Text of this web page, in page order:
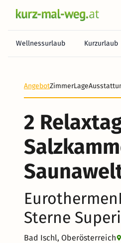
Wellnessurlaub Kurzurlaub
Heute noch keine
AngebotZimmerLage
2
Sterne
Bad Ischl, Oberösterreich